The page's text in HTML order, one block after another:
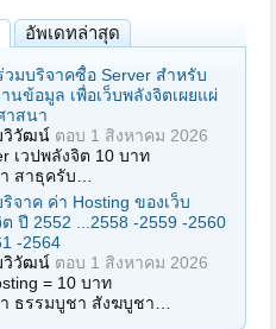
อัพเดทล่าสุด
วมบริจาคซื้อ Server สำหรับ
นข้อมูล เพื่อเว็บพลังจิตเผยแผ่
าสนา
วิวัฒน์ ตอบ 1 สิงหาคม 2026
เวปพลังจิต 10 บาท
สาธุครับ…
จาค ค่า Hosting ของเว็บ
ปี 2552 ...2558 -2559 -2560
-2564
วิวัฒน์ ตอบ 1 สิงหาคม 2026
= 10 บาท
ธรรมบูชา สังฆบูชา…